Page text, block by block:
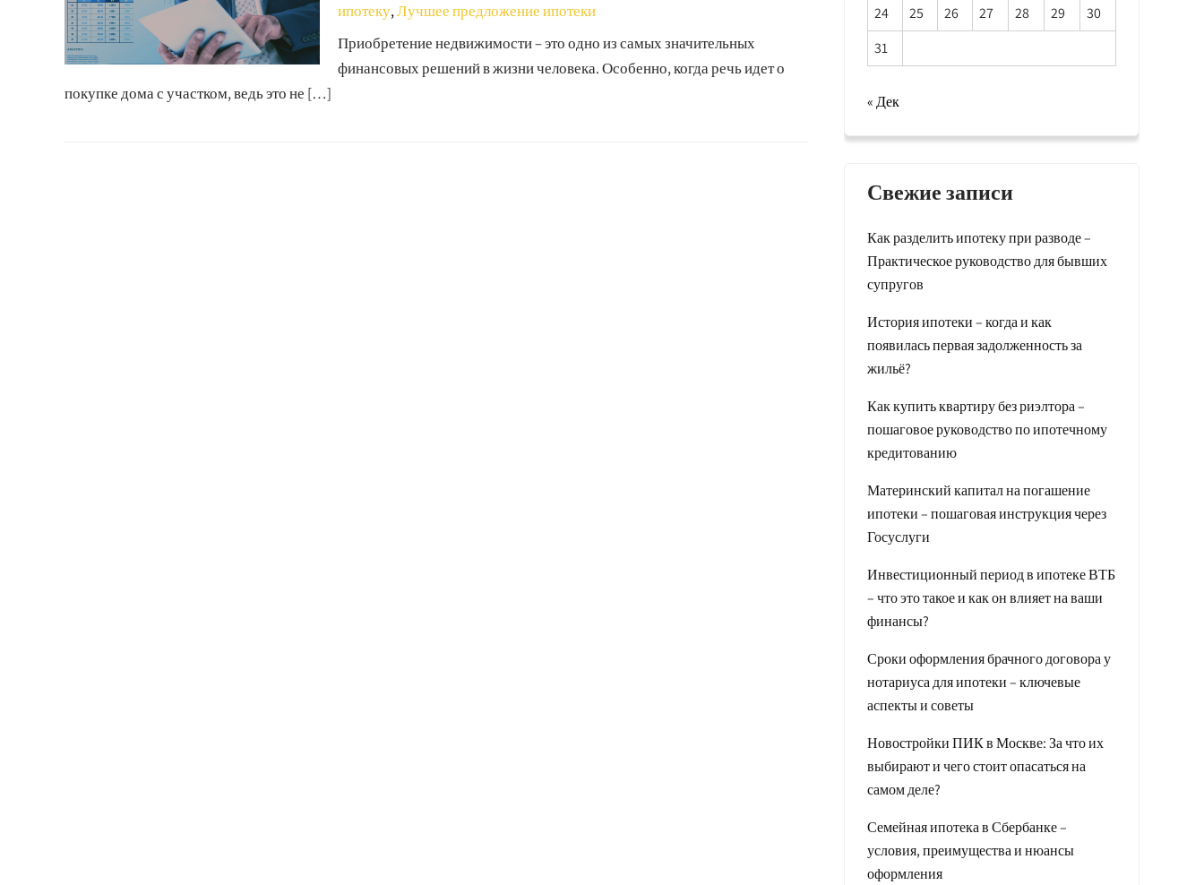
ипотеку,Лучшее предложение ипотеки
Приобретение недвижимости – это одно из самых значительных
финансовых решений в жизни человека. Особенно, когда речь идет о
покупке дома с участком, ведь это не […]
24
25 26 27 28 29
30
31
« Дек
Свежие записи
Как разделить ипотеку при разводе –
Практическое руководство для бывших
супругов
История ипотеки – когда и как
появилась первая задолженность за
жильё?
Как купить квартиру без риэлтора –
пошаговое руководство по ипотечному
кредитованию
Материнский капитал на погашение
ипотеки – пошаговая инструкция через
Госуслуги
Инвестиционный период в ипотеке ВТБ
– что это такое и как он влияет на ваши
финансы?
Сроки оформления брачного договора у
нотариуса для ипотеки – ключевые
аспекты и советы
Новостройки ПИК в Москве: За что их
выбирают и чего стоит опасаться на
самом деле?
Семейная ипотека в Сбербанке –
условия, преимущества и нюансы
оформления